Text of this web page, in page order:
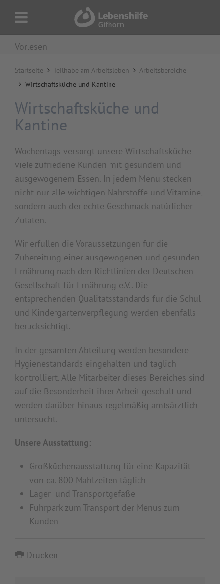
Vorlesen
Startseite Teilhabe am Arbeitsleben
Arbeitsbereiche
Wirtschaftsküche und Kantine
Wirtschaftsküche und
Kantine
Wochentags versorgt unsere Wirtschaftsküche
viele zufriedene Kunden mit gesundem und
ausgewogenem Essen. In jedem Menü stecken
nicht nur alle wichtigen Nährstoffe und Vitamine,
sondern auch der echte Geschmack natürlicher
Zutaten.
Wir erfüllen die Voraussetzungen für die
Zubereitung einer ausgewogenen und gesunden
Ernährung nach den Richtlinien der Deutschen
Gesellschaft für Ernährung e.V.. Die
entsprechenden Qualitätsstandards für die Schul-
und Kindergartenverpflegung werden ebenfalls
berücksichtigt.
In der gesamten Abteilung werden besondere
Hygienestandards eingehalten und täglich
kontrolliert. Alle Mitarbeiter dieses Bereiches sind
auf die Besonderheit ihrer Arbeit geschult und
werden darüber hinaus regelmäßig amtsärztlich
untersucht.
Unsere Ausstattung:
Großküchenausstattung für eine Kapazität
von ca. 800 Mahlzeiten täglich
Lager- und Transportgefäße
Fuhrpark zum Transport der Menüs zum
Kunden
Drucken